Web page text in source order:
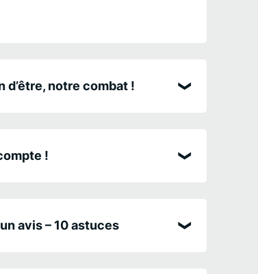
d’être, notre combat !
!
avis – 10 astuces